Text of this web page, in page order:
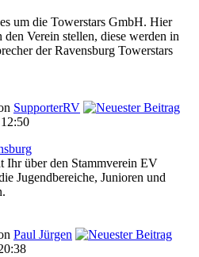
um die Towerstars GmbH. Hier
Verein stellen, diese werden in
der Ravensburg Towerstars
SupporterRV
Ihr über den Stammverein EV
Jugendbereiche, Junioren und
Paul Jürgen